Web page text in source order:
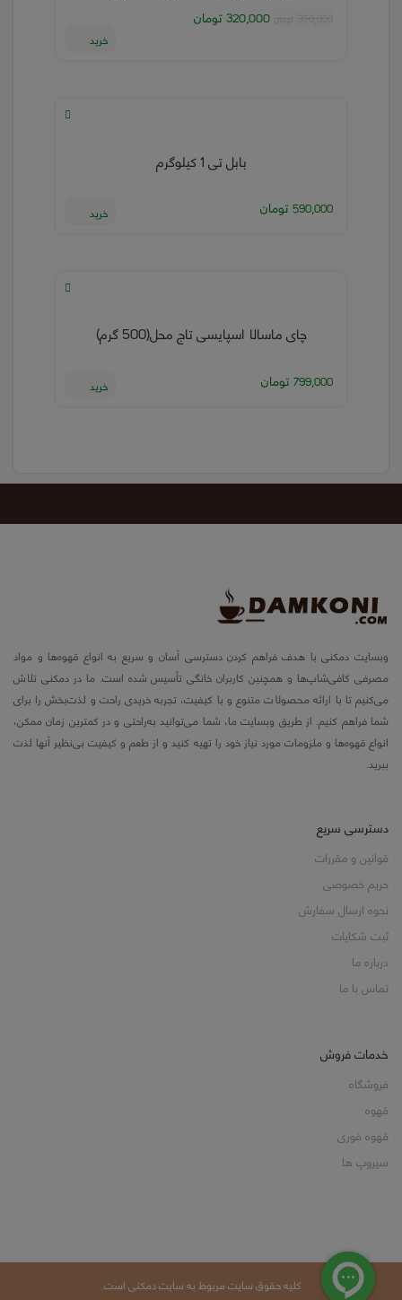
قیمت
320,000 تومانقیمت
خرید
بابل تی 1 کیلوگرم
590,000 تومان خرید
چای ماسالا اسپایسی تاج محل(500 گرم)
799,000 تومان خرید
وبسایت دمکنی با هدف فراهم کردن دسترسی آسان و سریع به انواع قهوه‌ها و مواد
مصرفی کافی‌شاپ‌ها و همچنین کاربران خانگی تأسیس شده است. ما در دمکنی تلاش
می‌کنیم تا با ارائه محصولات متنوع و با کیفیت، تجربه خریدی راحت و لذت‌بخش را برای
شما فراهم کنیم. از طریق وبسایت ما، شما می‌توانید به‌راحتی و در کمترین زمان ممکن،
انواع قهوه‌ها و ملزومات مورد نیاز خود را تهیه کنید و از طعم و کیفیت بی‌نظیر آنها لذت
ببرید.
دسترسی سریع
قوانین و مقررات
حریم خصوصی
نحوه ارسال سفارش
ثبت شکایات
درباره ما
تماس با ما
خدمات فروش
فروشگاه
قهوه
قهوه فوری
سیروپ ها
کلیه حقوق سایت مربوط به سایت دمکنی است.